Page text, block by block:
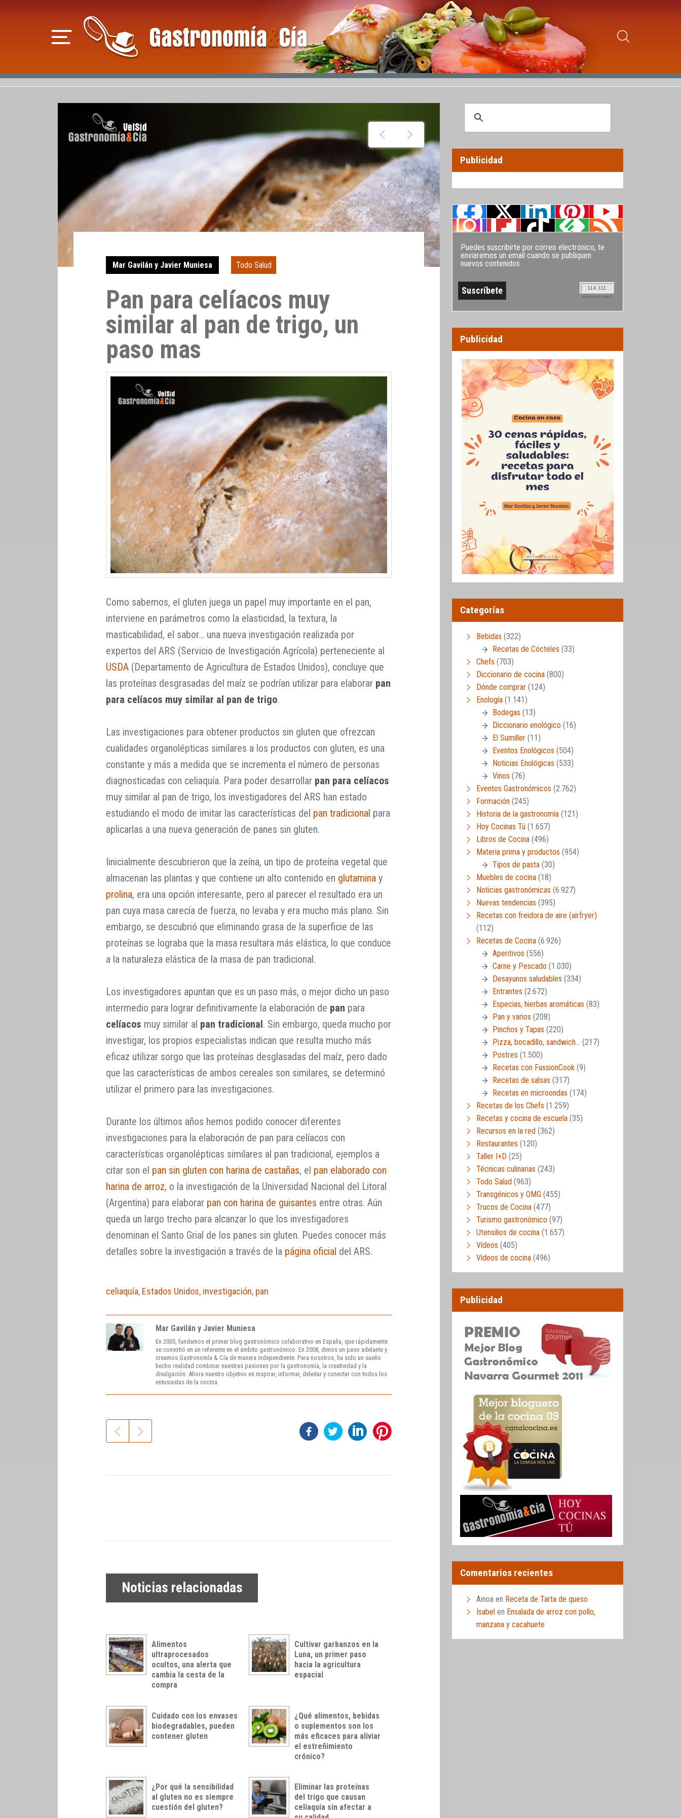
Mar Gavilán y Javier Muniesa Todo Salud
Pan para celíacos muy
similar al pan de trigo, un
paso mas
Como sabemos, el gluten juega un papel muy importante en el pan,
interviene en parámetros como la elasticidad, la textura, la
masticabilidad, el sabor… una nueva investigación realizada por
expertos del ARS (Servicio de Investigación Agrícola) perteneciente al
USDA (Departamento de Agricultura de Estados Unidos), concluye que
las proteínas desgrasadas del maíz se podrían utilizar para elaborar pan
para celíacos muy similar al pan de trigo.
Las investigaciones para obtener productos sin gluten que ofrezcan
cualidades organolépticas similares a los productos con gluten, es una
constante y más a medida que se incrementa el número de personas
diagnosticadas con celiaquía. Para poder desarrollar pan para celíacos
muy similar al pan de trigo, los investigadores del ARS han estado
estudiando el modo de imitar las características del pan tradicional para
aplicarlas a una nueva generación de panes sin gluten.
Iinicialmente descubrieron que la zeína, un tipo de proteína vegetal que
almacenan las plantas y que contiene un alto contenido en glutamina y
prolina, era una opción interesante, pero al parecer el resultado era un
pan cuya masa carecía de fuerza, no levaba y era mucho más plano. Sin
embargo, se descubrió que eliminando grasa de la superficie de las
proteínas se lograba que la masa resultara más elástica, lo que conduce
a la naturaleza elástica de la masa de pan tradicional.
Los investigadores apuntan que es un paso más, o mejor dicho un paso
intermedio para lograr definitivamente la elaboración de pan para
celíacos muy similar al pan tradicional. Sin embargo, queda mucho por
investigar, los propios especialistas indican que resulta mucho más
eficaz utilizar sorgo que las proteínas desglasadas del maíz, pero dado
que las características de ambos cereales son similares, se determinó
utilizar el primero para las investigaciones.
Durante los últimos años hemos podido conocer diferentes
investigaciones para la elaboración de pan para celíacos con
características organolépticas similares al pan tradicional, ejemplos a
citar son el pan sin gluten con harina de castañas, el pan elaborado con
harina de arroz, o la investigación de la Universidad Nacional del Litoral
(Argentina) para elaborar pan con harina de guisantes entre otras. Aún
queda un largo trecho para alcanzar lo que los investigadores
denominan el Santo Grial de los panes sin gluten. Puedes conocer más
detalles sobre la investigación a través de la página oficial del ARS.
celiaquía, Estados Unidos, investigación, pan
Mar Gavilán y Javier Muniesa
En 2005, fundamos el primer blog gastronómico colaborativo en España, que rápidamente
se convirtió en un referente en el ámbito gastronómico. En 2008, dimos un paso adelante y
creamos Gastronomía & Cía de manera independiente. Para nosotros, ha sido un sueño
hecho realidad combinar nuestras pasiones por la gastronomía, la creatividad y la
divulgación. Ahora nuestro objetivo es inspirar, informar, deleitar y conectar con todos los
entusiastas de la cocina.
Noticias relacionadas
Alimentos
ultraprocesados
ocultos, una alerta que
cambia la cesta de la
compra
Cultivar garbanzos en la
Luna, un primer paso
hacia la agricultura
espacial
Cuidado con los envases
biodegradables, pueden
contener gluten
¿Qué alimentos, bebidas
o suplementos son los
más eficaces para aliviar
el estreñimiento
crónico?
¿Por qué la sensibilidad
al gluten no es siempre
cuestión del gluten?
Eliminar las proteínas
del trigo que causan
celiaquía sin afectar a
Publicidad
Puedes suscribirte por correo electrónico, te
enviaremos un email cuando se publiquen
nuevos contenidos
114.111
SUSCRIPTORES
Publicidad
Categorías
Bebidas (322)
Recetas de Cócteles (33)
Chefs (703)
Diccionario de cocina (800)
Dónde comprar (124)
Enología (1.141)
Bodegas (13)
Diccionario enológico (16)
El Sumiller (11)
Eventos Enológicos (504)
Noticias Enológicas (533)
Vinos (76)
Eventos Gastronómicos (2.762)
Formación (245)
Historia de la gastronomía (121)
Hoy Cocinas Tú (1.657)
Libros de Cocina (496)
Materia prima y productos (954)
Tipos de pasta (30)
Muebles de cocina (18)
Noticias gastronómicas (6.927)
Nuevas tendencias (395)
Recetas con freidora de aire (airfryer)
(112)
Recetas de Cocina (6.926)
Aperitivos (556)
Carne y Pescado (1.030)
Desayunos saludables (334)
Entrantes (2.672)
Especias, hierbas aromáticas (83)
Pan y varios (208)
Pinchos y Tapas (220)
Pizza, bocadillo, sandwich… (217)
Postres (1.500)
Recetas con FussionCook (9)
Recetas de salsas (317)
Recetas en microondas (174)
Recetas de los Chefs (1.259)
Recetas y cocina de escuela (35)
Recursos en la red (362)
Restaurantes (120)
Taller I+D (25)
Técnicas culinarias (243)
Todo Salud (963)
Transgénicos y OMG (455)
Trucos de Cocina (477)
Turismo gastronómico (97)
Utensilios de cocina (1.657)
Vídeos (405)
Vídeos de cocina (496)
Publicidad
Comentarios recientes
Ainoa en Receta de Tarta de queso
Isabel en Ensalada de arroz con pollo,
manzana y cacahuete